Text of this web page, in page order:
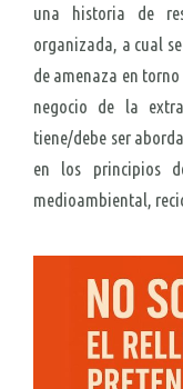
una historia de
organizada, a cual
de amenaza en
negocio de la
tiene/debe ser
en los principios
medioambiental,